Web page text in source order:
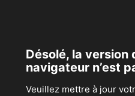
Désolé, la version
navigateur n’est
Veuillez mettre à jour